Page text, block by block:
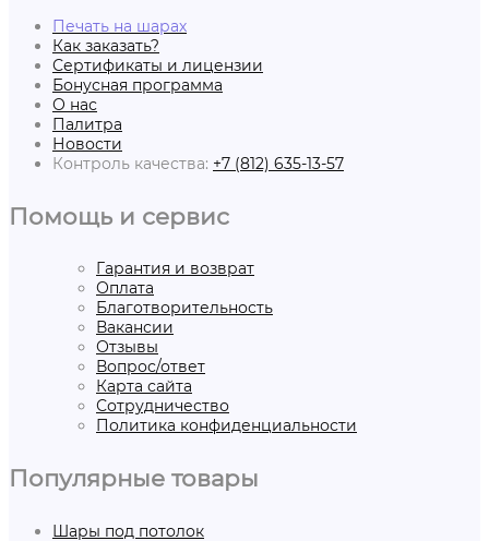
Печать на шарах
Как заказать?
Сертификаты и лицензии
Бонусная программа
О нас
Палитра
Новости
Контроль качества: +7 (812) 635-13-57
Помощь и сервис
Гарантия и возврат
Оплата
Благотворительность
Вакансии
Отзывы
Вопрос/ответ
Карта сайта
Сотрудничество
Политика конфиденциальности
Популярные товары
Шары под потолок